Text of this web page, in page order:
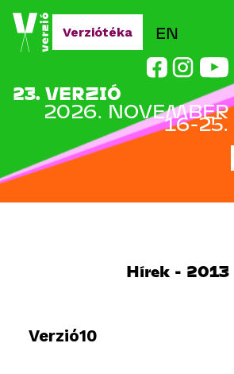
Jump to navigation
EN
23. VERZIÓ
2026. NOVEMBER
16-25.
Verziótéka
Hírek - 2013
Verzió10